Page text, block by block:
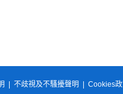
不歧視及不騷擾聲明 Cookies